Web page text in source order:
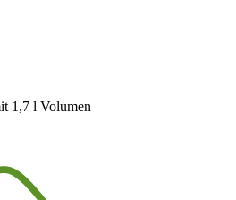
1,7 l Volumen